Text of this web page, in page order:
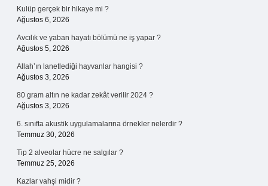
Kulüp gerçek bir hikaye mi ?
Ağustos 6, 2026
Avcılık ve yaban hayatı bölümü ne iş yapar ?
Ağustos 5, 2026
Allah’ın lanetlediği hayvanlar hangisi ?
Ağustos 3, 2026
80 gram altın ne kadar zekât verilir 2024 ?
Ağustos 3, 2026
6. sınıfta akustik uygulamalarına örnekler nelerdir ?
Temmuz 30, 2026
Tip 2 alveolar hücre ne salgılar ?
Temmuz 25, 2026
Kazlar vahşi midir ?